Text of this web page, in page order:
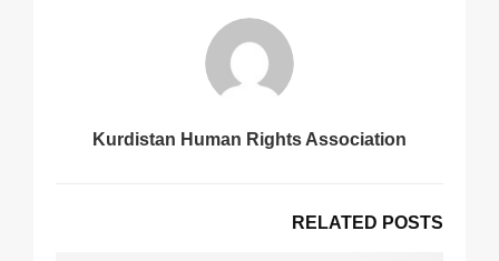
Kurdistan Human Rights Association
RELATED POSTS